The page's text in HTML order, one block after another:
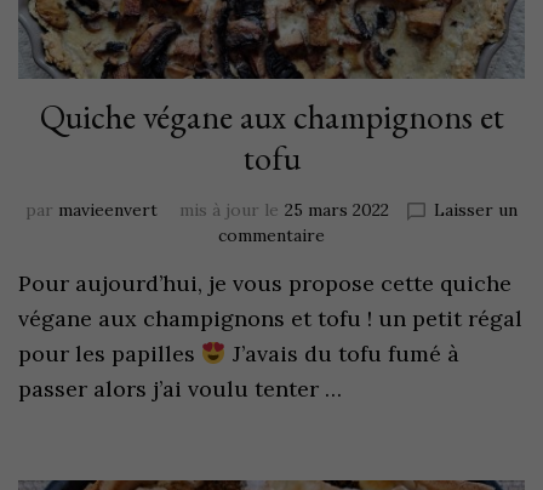
Quiche végane aux champignons et
tofu
par mavieenvert mis à jour le 25 mars 2022
Laisser un
commentaire
Pour aujourd’hui, je vous propose cette quiche
végane aux champignons et tofu ! un petit régal
pour les papilles
J’avais du tofu fumé à
passer alors j’ai voulu tenter …